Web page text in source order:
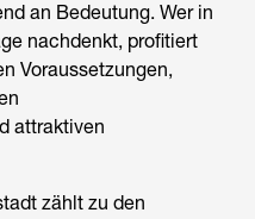
an Bedeutung. Wer in
nachdenkt, profitiert
Voraussetzungen,
attraktiven
zählt zu den